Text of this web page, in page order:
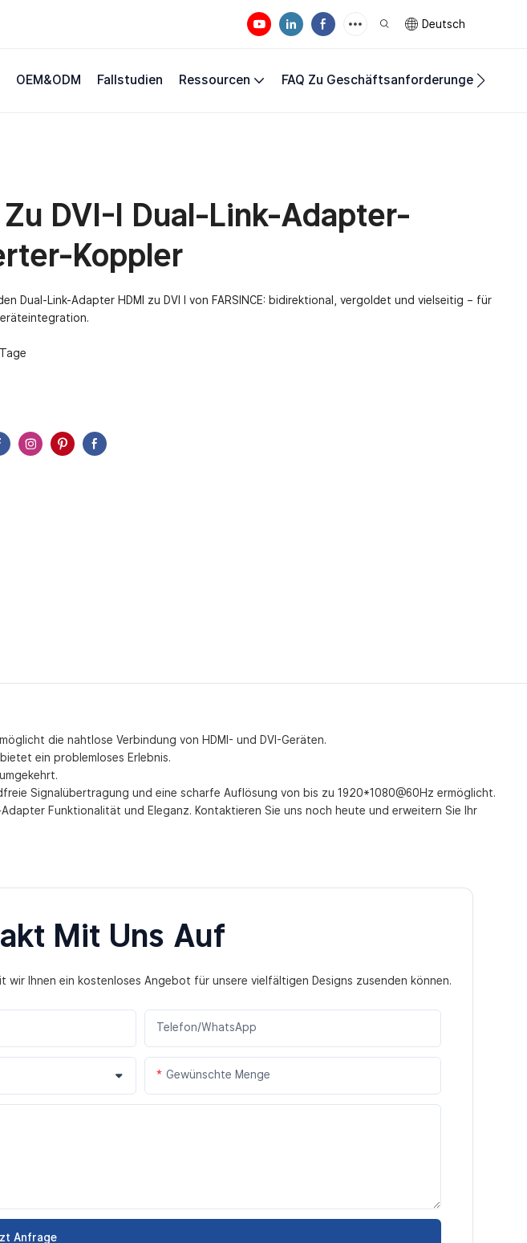
Deutsch
OEM&ODM Fallstudien Ressourcen FAQ Zu Geschäftsanforderungen
Zu DVI-I Dual-Link-Adapter-
Koppler
Dual-Link-Adapter HDMI zu DVI I von FARSINCE: bidirektional, vergoldet und vielseitig – für
die nahtlose Verbindung von HDMI- und DVI-Geräten.
ein problemloses Erlebnis.
Signalübertragung und eine scharfe Auflösung von bis zu 1920*1080@60Hz ermöglicht.
Funktionalität und Eleganz. Kontaktieren Sie uns noch heute und erweitern Sie Ihr
Mit Uns Auf
Ihnen ein kostenloses Angebot für unsere vielfältigen Designs zusenden können.
Telefon/WhatsApp
Gewünschte Menge
Anfrage